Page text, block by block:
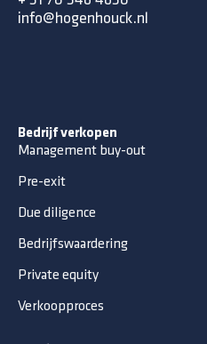
info@hogenhouck.nl
Bedrijf verkopen
Management buy-out
Pre-exit
Due diligence
Bedrijfswaardering
Private equity
Verkoopproces